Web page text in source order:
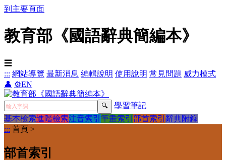
到主要頁面
教育部《國語辭典簡編本》
☰
::: 網站導覽 最新消息 編輯說明 使用說明 常見問題 威力模式
👤 ⚙️EN
學習筆記
基本檢索進階檢索注音索引 筆畫索引 部首索引 辭典附錄
::: 首頁 >
部首索引